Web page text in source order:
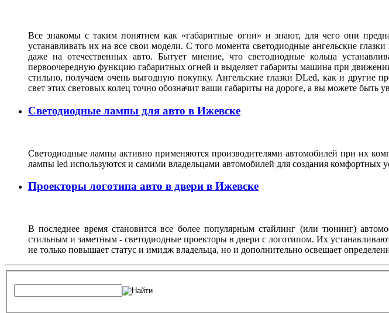
Все знакомы с таким понятием как «габаритные огни» и знают, для чего они
устанавливать их на все свои модели. С того момента светодиодные ангельские
даже на отечественных авто. Бытует мнение, что светодиодные кольца
первоочередную функцию габаритных огней и выделяет габариты машина при
стильно, получаем очень выгодную покупку. Ангельские глазки DLed, как и другие
свет этих световых колец точно обозначит ваши габариты на дороге, а вы можете быть
Светодиодные лампы для авто в Ижевске
Светодиодные лампы активно применяются производителями автомобилей при их
лампы led используются и самими владельцами автомобилей для создания комфортных
Проекторы логотипа авто в двери в Ижевске
В последнее время становится все более популярным стайлинг (или тюнинг)
стильным и заметным - светодиодные проекторы в двери с логотипом. Их
не только повышает статус и имидж владельца, но и дополнительно освещает